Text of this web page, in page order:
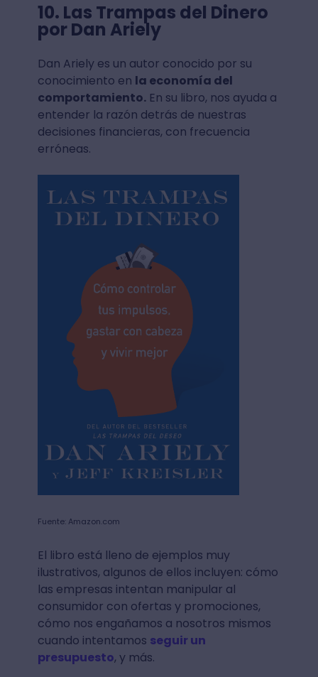
10. Las Trampas del Dinero
por Dan Ariely
Dan Ariely es un autor conocido por su
conocimiento en la economía del
comportamiento.En su libro, nos ayuda a
entender la razón detrás de nuestras
decisiones financieras, con frecuencia
erróneas.
Fuente: Amazon.com
El libro está lleno de ejemplos muy
ilustrativos, algunos de ellos incluyen: cómo
las empresas intentan manipular al
consumidor con ofertas y promociones,
cómo nos engañamos a nosotros mismos
cuando intentamos seguir un
presupuesto, y más.